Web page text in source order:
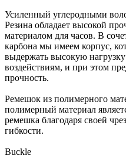
Усиленный углеродными
Резина обладает высокой
материалом для часов. В
карбона мы имеем корпус,
выдержать высокую
воздействиям, и при этом
прочность.
Ремешок из полимерного
полимерный материал
ремешка благодаря своей
гибкости.
Buckle